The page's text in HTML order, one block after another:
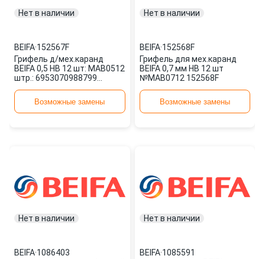
Нет в наличии
BEIFA·152567F
Грифель д/мех.каранд
BEIFA 0,5 НВ 12 шт: MAB0512
штр.: 6953070988799
Возможные замены
Нет в наличии
BEIFA·152568F
Грифель для мех.каранд
BEIFA 0,7 мм НВ 12 шт
№MAB0712 152568F
Возможные замены
Нет в наличии
BEIFA·1086403
Нет в наличии
BEIFA·1085591